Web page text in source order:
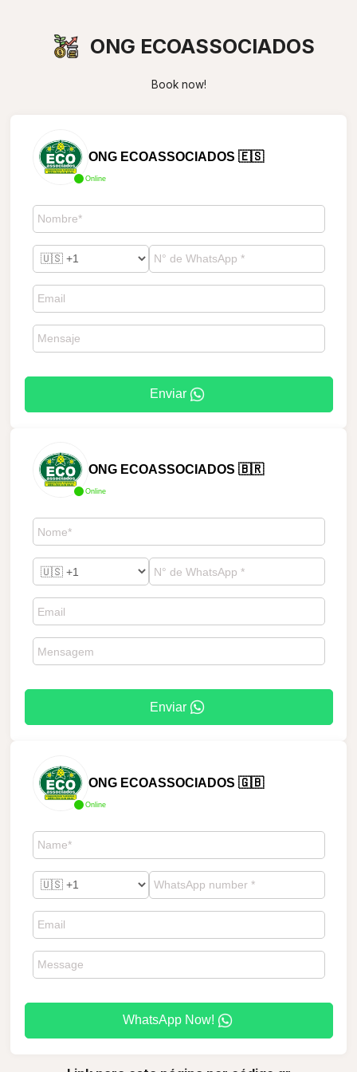
ONG ECOASSOCIADOS
Book now!
Online
ONG ECOASSOCIADOS 🇪🇸
Enviar
Online
ONG ECOASSOCIADOS 🇧🇷
Enviar
Online
ONG ECOASSOCIADOS 🇬🇧
WhatsApp Now!